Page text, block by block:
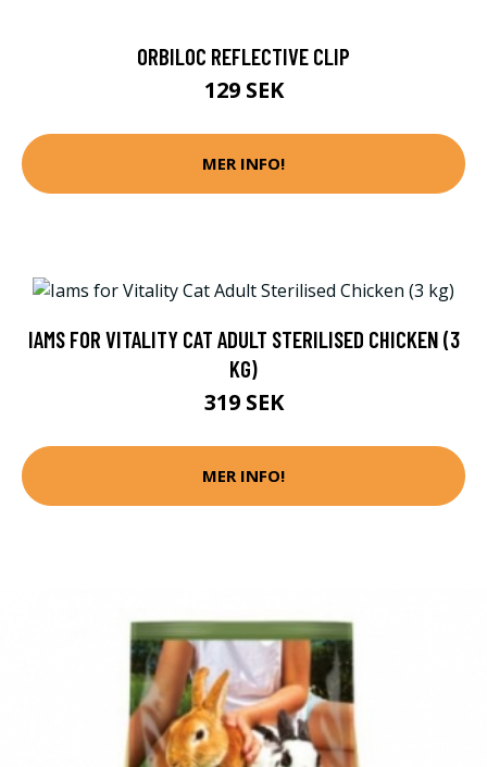
ORBILOC REFLECTIVE CLIP
129 SEK
MER INFO!
IAMS FOR VITALITY CAT ADULT STERILISED CHICKEN (3
KG)
319 SEK
MER INFO!